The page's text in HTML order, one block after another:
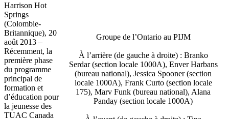
Groupe de l’Ontario au PIJM
À l’arrière (de gauche à droite) : Branko
Serdar (section locale 1000A), Enver Harbans
(bureau national), Jessica Spooner (section
locale 1000A), Frank Curto (section locale
175), Marv Funk (bureau national), Alana
Panday (section locale 1000A)
Harrison Hot
Springs
(Colombie-
Britannique), 20
août 2013 –
Récemment, la
première phase
du programme
principal de
formation et
d’éducation pour
la jeunesse des
TUAC Canada